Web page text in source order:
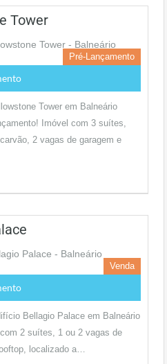
Tower
Pré-Lançamento
Tower em Balneário
Imóvel com 3 suítes,
2 vagas de garagem e
Venda
Bellagio Palace em Balneário
2 suítes, 1 ou 2 vagas de
localizado a…